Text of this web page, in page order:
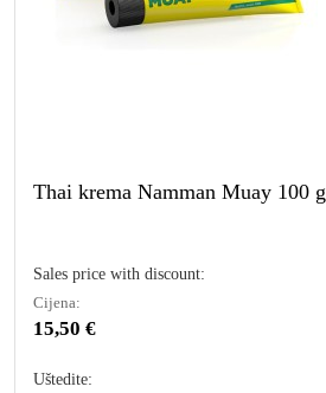
Thai krema Namman Muay 100 g
Sales price with discount:
Cijena:
15,50 €
Uštedite: